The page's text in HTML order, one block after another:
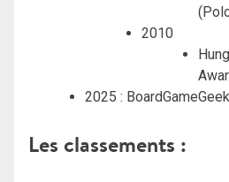
2010
2025 :
Les classements :